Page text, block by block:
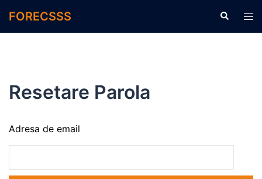
FORECSSS Caută
Resetare Parola
Adresa de email